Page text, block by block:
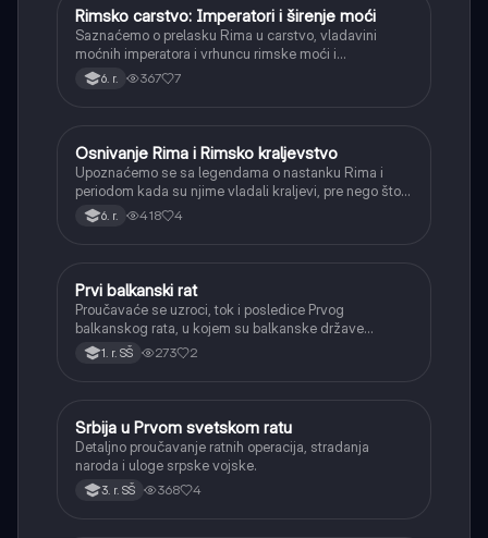
Istorija
Rimsko carstvo: Imperatori i širenje moći
Saznaćemo o prelasku Rima u carstvo, vladavini
moćnih imperatora i vrhuncu rimske moći i
teritorijalnog širenja.
6. r. 367 7
Istorija
Osnivanje Rima i Rimsko kraljevstvo
Upoznaćemo se sa legendama o nastanku Rima i
periodom kada su njime vladali kraljevi, pre nego što
je postao republika.
6. r. 418 4
Istorija
Prvi balkanski rat
Proučavaće se uzroci, tok i posledice Prvog
balkanskog rata, u kojem su balkanske države
oslobodile veći deo teritorija od Osmanskog carstva.
1. r. SŠ 273 2
Istorija
Srbija u Prvom svetskom ratu
Detaljno proučavanje ratnih operacija, stradanja
naroda i uloge srpske vojske.
3. r. SŠ 368 4